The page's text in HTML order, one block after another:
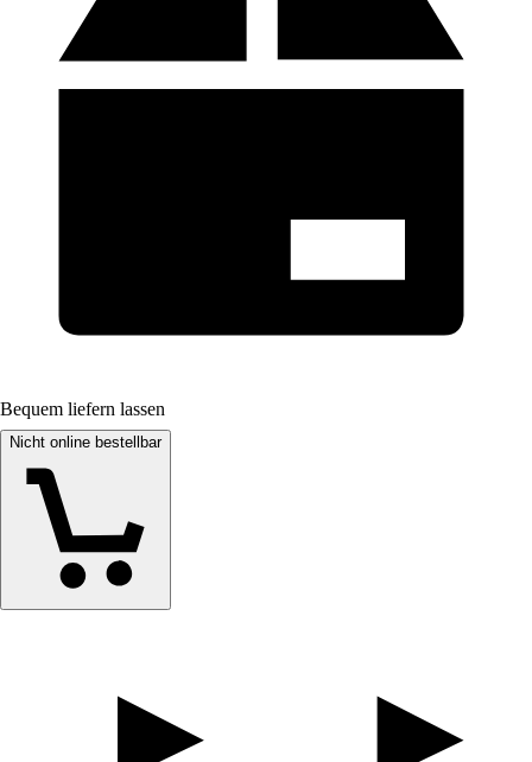
Bequem liefern lassen
Nicht online bestellbar